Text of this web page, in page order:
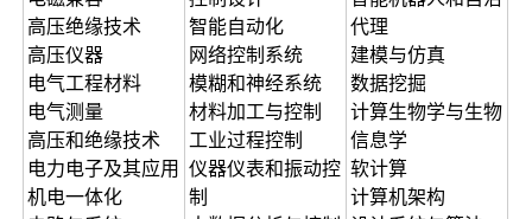
高压绝缘技术
高压仪器
电气工程材料
电气测量
高压和绝缘技术
电力电子及其应用
机电一体化
智能自动化
网络控制系统
模糊和神经系统
材料加工与控制
工业过程控制
仪器仪表和振动控
制
代理
建模与仿真
数据挖掘
计算生物学与生物
信息学
软计算
计算机架构